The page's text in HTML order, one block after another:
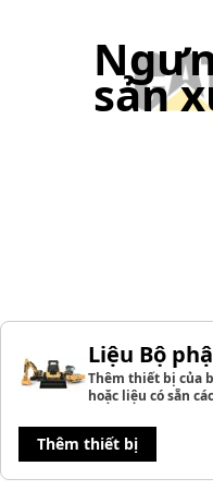
sản
Liệu Bộ
Thêm thiết bị của
hoặc liệu có sẵn
Thêm thiết bị